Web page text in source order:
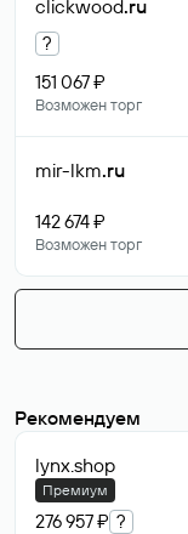
clickwood.ru
?
151 067 ₽
Возможен торг
mir-lkm.ru
142 674 ₽
Возможен торг
Рекомендуем
lynx.shop
Премиум
276 957 ₽ ?